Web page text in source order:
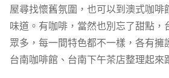
屋尋找懷舊氛圍，也可以到澳式咖啡
味道。有咖啡，當然也別忘了甜點，
眾多，每一間特色都不一樣，各有擁
台南咖啡館、台南下午茶店整理起來